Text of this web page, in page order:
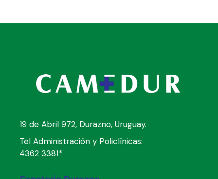
19 de Abril 972, Durazno, Uruguay.
Tel Administración y Policlínicas:
4362 3381*